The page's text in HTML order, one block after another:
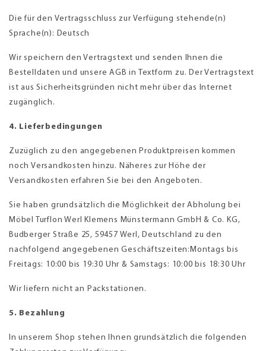
Die für den Vertragsschluss zur Verfügung stehende(n)
Sprache(n): Deutsch
Wir speichern den Vertragstext und senden Ihnen die
Bestelldaten und unsere AGB in Textform zu. Der Vertragstext
ist aus Sicherheitsgründen nicht mehr über das Internet
zugänglich.
4. Lieferbedingungen
Zuzüglich zu den angegebenen Produktpreisen kommen
noch Versandkosten hinzu. Näheres zur Höhe der
Versandkosten erfahren Sie bei den Angeboten.
Sie haben grundsätzlich die Möglichkeit der Abholung bei
Möbel Turflon Werl Klemens Münstermann GmbH & Co. KG,
Budberger Straße 25, 59457 Werl, Deutschland zu den
nachfolgend angegebenen Geschäftszeiten:Montags bis
Freitags: 10:00 bis 19:30 Uhr & Samstags: 10:00 bis 18:30 Uhr
Wir liefern nicht an Packstationen.
5. Bezahlung
In unserem Shop stehen Ihnen grundsätzlich die folgenden